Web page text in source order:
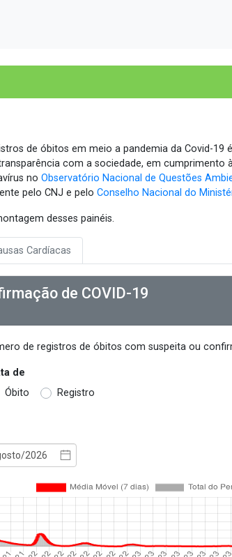
de óbitos em meio a pandemia da Covid-19
com a sociedade, em cumprimento
no Observatório Nacional de Questões
pelo CNJ e pelo Conselho Nacional do
desses painéis.
Cardíacas
de COVID-19
de registros de óbitos com suspeita ou
de
Óbito
Registro